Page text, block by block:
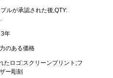
ルが承認された後,QTY:
3年
のある価格
たロゴ:スクリーンプリント;フ
ー彫刻